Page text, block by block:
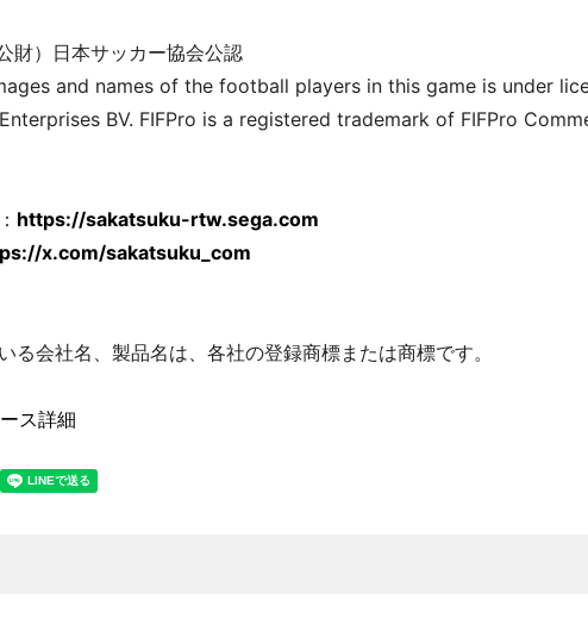
財）日本サッカー協会公認
and names of the football players in this game is under
BV. FIFPro is a registered trademark of FIFPro
： https://sakatsuku-rtw.sega.com
x.com/sakatsuku_com
る会社名、製品名は、各社の登録商標または商標です。
ス詳細